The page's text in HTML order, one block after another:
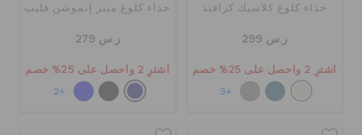
حذاء كلوغ كلاسيك كرافتد
ر.س 299
اشترِ 2 واحصل على 25% خصم
+3
حذاء كلوغ مينز إنموشن فليب
ر.س 279
اشترِ 2 واحصل على 25% خصم
+2